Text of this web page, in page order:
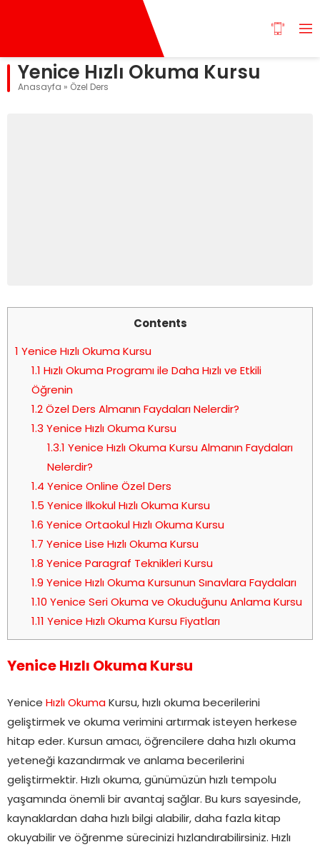
Yenice Hızlı Okuma Kursu
Anasayfa » Özel Ders
Contents
1 Yenice Hızlı Okuma Kursu
1.1 Hızlı Okuma Programı ile Daha Hızlı ve Etkili
Öğrenin
1.2Özel Ders Almanın Faydaları Nelerdir?
1.3 Yenice Hızlı Okuma Kursu
1.3.1 Yenice Hızlı Okuma Kursu Almanın Faydaları
Nelerdir?
1.4 Yenice Online Özel Ders
1.5 Yenice İlkokul Hızlı Okuma Kursu
1.6 Yenice Ortaokul Hızlı Okuma Kursu
1.7 Yenice Lise Hızlı Okuma Kursu
1.8 Yenice Paragraf Teknikleri Kursu
1.9 Yenice Hızlı Okuma Kursunun Sınavlara Faydaları
1.10 Yenice Seri Okuma ve Okuduğunu Anlama Kursu
1.11 Yenice Hızlı Okuma Kursu Fiyatları
Yenice Hızlı Okuma Kursu
Yenice Hızlı Okuma Kursu, hızlı okuma becerilerini
geliştirmek ve okuma verimini artırmak isteyen herkese
hitap eder. Kursun amacı, öğrencilere daha hızlı okuma
yeteneği kazandırmak ve anlama becerilerini
geliştirmektir. Hızlı okuma, günümüzün hızlı tempolu
yaşamında önemli bir avantaj sağlar. Bu kurs sayesinde,
kaynaklardan daha hızlı bilgi alabilir, daha fazla kitap
okuyabilir ve öğrenme sürecinizi hızlandırabilirsiniz. Hızlı